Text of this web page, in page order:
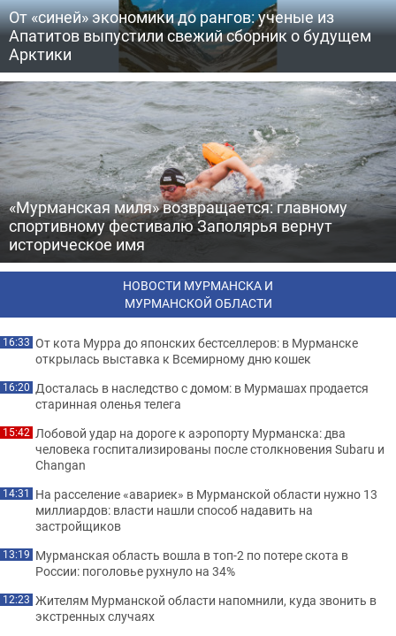
От «синей» экономики до рангов: ученые из
Апатитов выпустили свежий сборник о будущем
Арктики
«Мурманская миля» возвращается: главному
спортивному фестивалю Заполярья вернут
историческое имя
НОВОСТИ МУРМАНСКА И
МУРМАНСКОЙ ОБЛАСТИ
16:33 От кота Мурра до японских бестселлеров: в Мурманске
открылась выставка к Всемирному дню кошек
16:20 Досталась в наследство с домом: в Мурмашах продается
старинная оленья телега
15:42 Лобовой удар на дороге к аэропорту Мурманска: два
человека госпитализированы после столкновения Subaru и
Changan
14:31 На расселение «авариек» в Мурманской области нужно 13
миллиардов: власти нашли способ надавить на
застройщиков
13:19 Мурманская область вошла в топ-2 по потере скота в
России: поголовье рухнуло на 34%
12:23 Жителям Мурманской области напомнили, куда звонить в
экстренных случаях